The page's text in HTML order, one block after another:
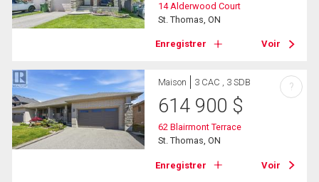
14 Alderwood Court
St. Thomas, ON
Enregistrer Voir
Maison 3 CAC , 3 SDB
614 900 $
62 Blairmont Terrace
St. Thomas, ON
Enregistrer Voir
?